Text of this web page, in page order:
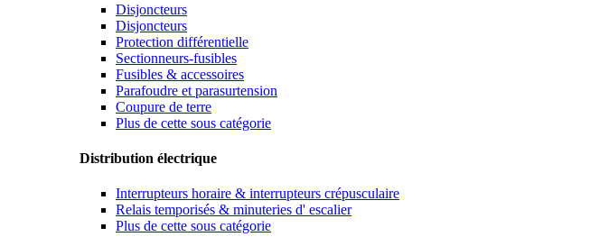
Disjoncteurs
Disjoncteurs
Protection différentielle
Sectionneurs-fusibles
Fusibles & accessoires
Parafoudre et parasurtension
Coupure de terre
Plus de cette sous catégorie
Distribution électrique
Interrupteurs horaire & interrupteurs crépusculaire
Relais temporisés & minuteries d' escalier
Plus de cette sous catégorie